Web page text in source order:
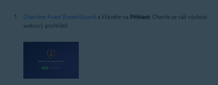
Otevřete Avast BreachGuard a klikněte na Přihlásit . Otevře se váš výchozí
webový prohlížeč.